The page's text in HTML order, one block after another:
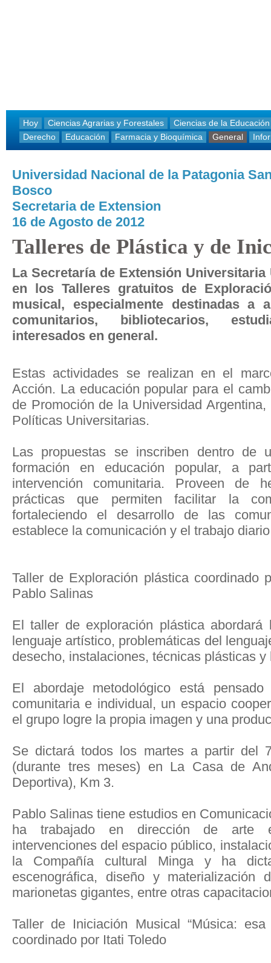
Hoy Ciencias Agrarias y Forestales
Ciencias de la Educación
Derecho
Educación Farmacia y Bioquímica General
Universidad Nacional de la Patagonia
Bosco
Secretaria de Extension
16 de Agosto de 2012
Talleres de Plástica y de
La Secretaría de Extensión
en los Talleres gratuitos de
musical, especialmente destinadas a
comunitarios, bibliotecarios,
interesados en general.
Estas actividades se realizan en el
Acción. La educación popular para el
de Promoción de la Universidad
Políticas Universitarias.
Las propuestas se inscriben dentro de
formación en educación popular, a
intervención comunitaria. Proveen de
prácticas que permiten facilitar la
fortaleciendo el desarrollo de las
establece la comunicación y el trabajo
Taller de Exploración plástica coordinado
Pablo Salinas
El taller de exploración plástica abordará
lenguaje artístico, problemáticas del
desecho, instalaciones, técnicas plásticas
El abordaje metodológico está
comunitaria e individual, un espacio
el grupo logre la propia imagen y una
Se dictará todos los martes a partir del
(durante tres meses) en La Casa de
Deportiva), Km 3.
Pablo Salinas tiene estudios en
ha trabajado en dirección de arte
intervenciones del espacio público,
la Compañía cultural Minga y ha
escenográfica, diseño y materialización
marionetas gigantes, entre otras
Taller de Iniciación Musical “Música:
coordinado por Itati Toledo